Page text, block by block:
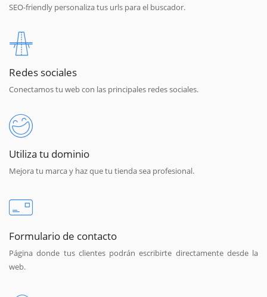
SEO-friendly personaliza tus urls para el buscador.
Redes sociales
Conectamos tu web con las principales redes sociales.
Utiliza tu dominio
Mejora tu marca y haz que tu tienda sea profesional.
Formulario de contacto
Página donde tus clientes podrán escribirte directamente desde la
web.